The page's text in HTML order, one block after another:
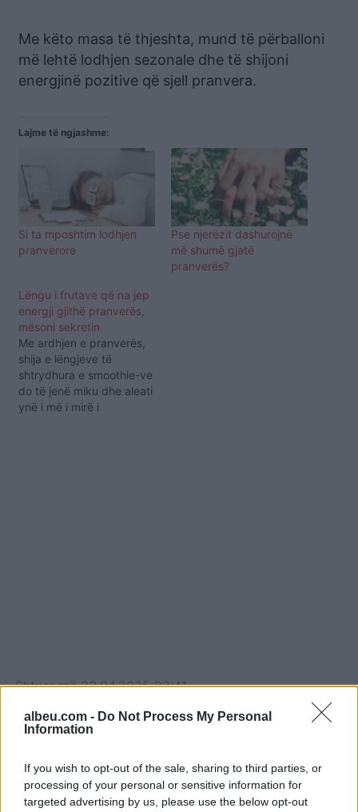
albeu.com - Do Not Process My Personal
Information
If you wish to opt-out of the sale, sharing to third parties, or
processing of your personal or sensitive information for
targeted advertising by us, please use the below opt-out
Me këto masa të thjeshta, mund të përballoni
më lehtë lodhjen sezonale dhe të shijoni
energjinë pozitive që sjell pranvera.
Lajme të ngjashme:
Si ta mposhtim lodhjen
pranverore
Pse njerëzit dashurojnë
më shumë gjatë
pranverës?
Lëngu i frutave që na jep
energji gjithë pranverës,
mësoni sekretin
Me ardhjen e pranverës,
shija e lëngjeve të
shtrydhura e smoothie-ve
do të jenë miku dhe aleati
ynë i më i mirë i
Shtuarmë23.04.2025 22:41